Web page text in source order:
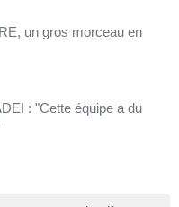
un gros morceau en
: "Cette équipe a du